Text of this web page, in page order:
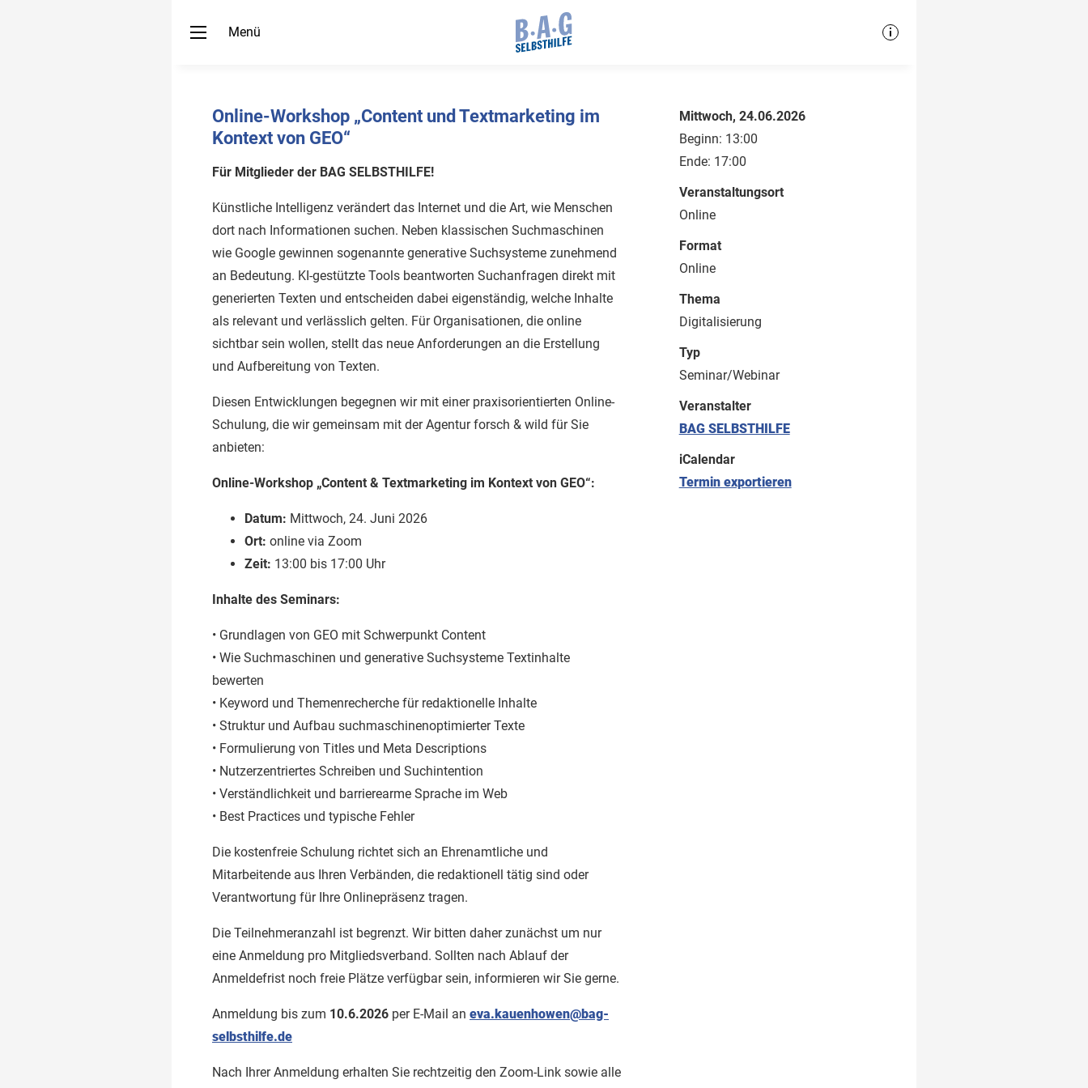
Menü
Online-Workshop „Content und Textmarketing im
Kontext von GEO“
Für Mitglieder der BAG SELBSTHILFE!
Künstliche Intelligenz verändert das Internet und die Art, wie Menschen
dort nach Informationen suchen. Neben klassischen Suchmaschinen
wie Google gewinnen sogenannte generative Suchsysteme zunehmend
an Bedeutung. KI-gestützte Tools beantworten Suchanfragen direkt mit
generierten Texten und entscheiden dabei eigenständig, welche Inhalte
als relevant und verlässlich gelten. Für Organisationen, die online
sichtbar sein wollen, stellt das neue Anforderungen an die Erstellung
und Aufbereitung von Texten.
Diesen Entwicklungen begegnen wir mit einer praxisorientierten Online-
Schulung, die wir gemeinsam mit der Agentur forsch & wild für Sie
anbieten:
Online-Workshop „Content & Textmarketing im Kontext von GEO“:
Datum: Mittwoch, 24. Juni 2026
Ort: online via Zoom
Zeit: 13:00 bis 17:00 Uhr
Inhalte des Seminars:
• Grundlagen von GEO mit Schwerpunkt Content
• Wie Suchmaschinen und generative Suchsysteme Textinhalte
bewerten
• Keyword und Themenrecherche für redaktionelle Inhalte
• Struktur und Aufbau suchmaschinenoptimierter Texte
• Formulierung von Titles und Meta Descriptions
• Nutzerzentriertes Schreiben und Suchintention
• Verständlichkeit und barrierearme Sprache im Web
• Best Practices und typische Fehler
Die kostenfreie Schulung richtet sich an Ehrenamtliche und
Mitarbeitende aus Ihren Verbänden, die redaktionell tätig sind oder
Verantwortung für Ihre Onlinepräsenz tragen.
Die Teilnehmeranzahl ist begrenzt. Wir bitten daher zunächst um nur
eine Anmeldung pro Mitgliedsverband. Sollten nach Ablauf der
Anmeldefrist noch freie Plätze verfügbar sein, informieren wir Sie gerne.
Anmeldung bis zum 10.6.2026 per E-Mail an eva.kauenhowen@bag-
selbsthilfe.de
Nach Ihrer Anmeldung erhalten Sie rechtzeitig den Zoom-Link sowie alle
Mittwoch, 24.06.2026
Beginn: 13:00
Ende: 17:00
Veranstaltungsort
Online
Format
Online
Thema
Digitalisierung
Typ
Seminar/Webinar
Veranstalter
BAG SELBSTHILFE
iCalendar
Termin exportieren